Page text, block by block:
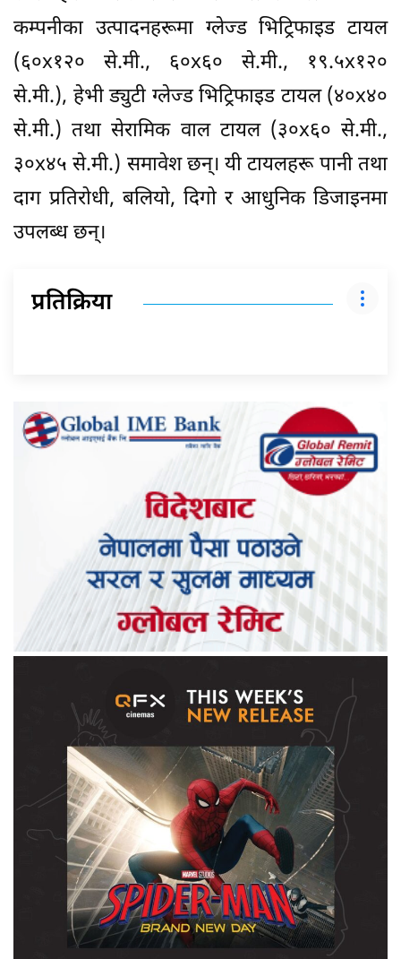
कम्पनीका उत्पादनहरूमा ग्लेज्ड भिट्रिफाइड टायल
(६०x१२० से.मी., ६०x६० से.मी., १९.५x१२०
से.मी.), हेभी ड्युटी ग्लेज्ड भिट्रिफाइड टायल (४०x४०
से.मी.) तथा सेरामिक वाल टायल (३०x६० से.मी.,
३०x४५ से.मी.) समावेश छन्। यी टायलहरू पानी तथा
दाग प्रतिरोधी, बलियो, दिगो र आधुनिक डिजाइनमा
उपलब्ध छन्।
प्रतिक्रिया